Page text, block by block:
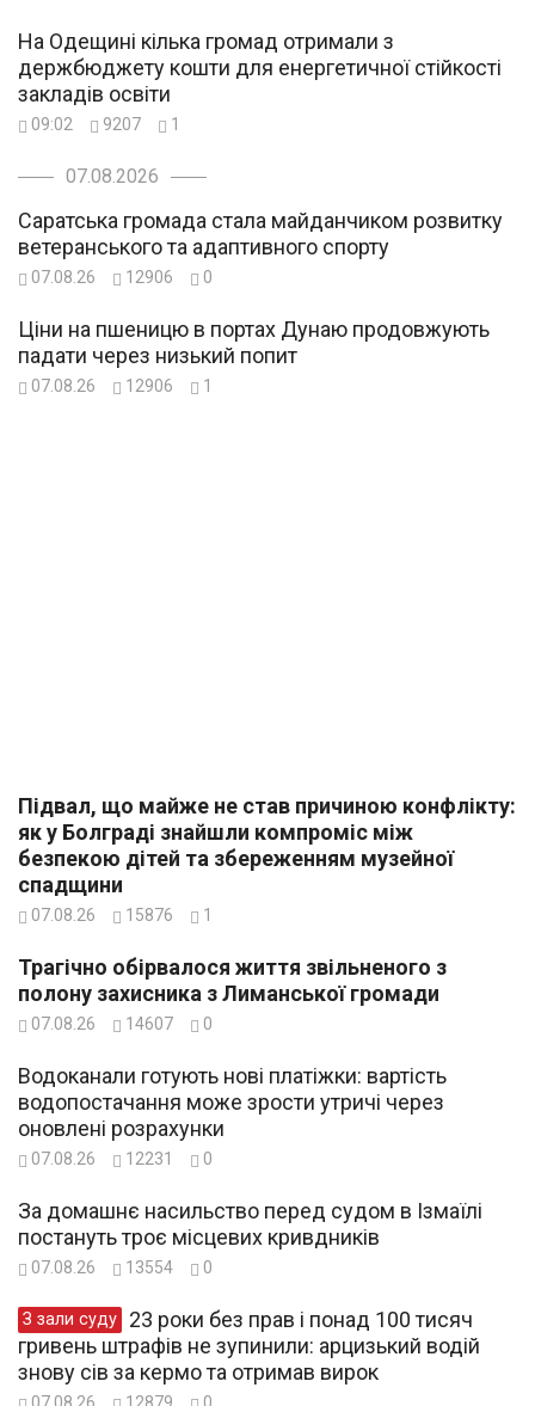
На Одещині кілька громад отримали з
держбюджету кошти для енергетичної стійкості
закладів освіти
09:02 9207 1
07.08.2026
Саратська громада стала майданчиком розвитку
ветеранського та адаптивного спорту
07.08.26 12906 0
Ціни на пшеницю в портах Дунаю продовжують
падати через низький попит
07.08.26 12906 1
Підвал, що майже не став причиною конфлікту:
як у Болграді знайшли компроміс між
безпекою дітей та збереженням музейної
спадщини
07.08.26 15876 1
Трагічно обірвалося життя звільненого з
полону захисника з Лиманської громади
07.08.26 14607 0
Водоканали готують нові платіжки: вартість
водопостачання може зрости утричі через
оновлені розрахунки
07.08.26 12231 0
За домашнє насильство перед судом в Ізмаїлі
постануть троє місцевих кривдників
07.08.26 13554 0
З зали суду
гривень штрафів не зупинили: арцизький водій
знову сів за кермо та отримав вирок